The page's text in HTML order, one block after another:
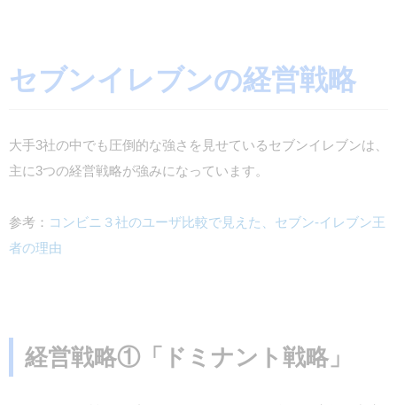
セブンイレブンの経営戦略
大手3社の中でも圧倒的な強さを見せているセブンイレブンは、
主に3つの経営戦略が強みになっています。
参考： コンビニ３社のユーザ比較で見えた、セブン-イレブン王
者の理由
経営戦略①「ドミナント戦略」